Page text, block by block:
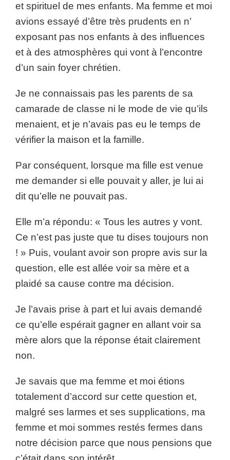
et spirituel de mes enfants. Ma femme et moi
avions essayé d’être très prudents en n’
exposant pas nos enfants à des influences
et à des atmosphères qui vont à l’encontre
d’un sain foyer chrétien.
Je ne connaissais pas les parents de sa
camarade de classe ni le mode de vie qu’ils
menaient, et je n’avais pas eu le temps de
vérifier la maison et la famille.
Par conséquent, lorsque ma fille est venue
me demander si elle pouvait y aller, je lui ai
dit qu’elle ne pouvait pas.
Elle m’a répondu: « Tous les autres y vont.
Ce n’est pas juste que tu dises toujours non
! » Puis, voulant avoir son propre avis sur la
question, elle est allée voir sa mère et a
plaidé sa cause contre ma décision.
Je l’avais prise à part et lui avais demandé
ce qu’elle espérait gagner en allant voir sa
mère alors que la réponse était clairement
non.
Je savais que ma femme et moi étions
totalement d’accord sur cette question et,
malgré ses larmes et ses supplications, ma
femme et moi sommes restés fermes dans
notre décision parce que nous pensions que